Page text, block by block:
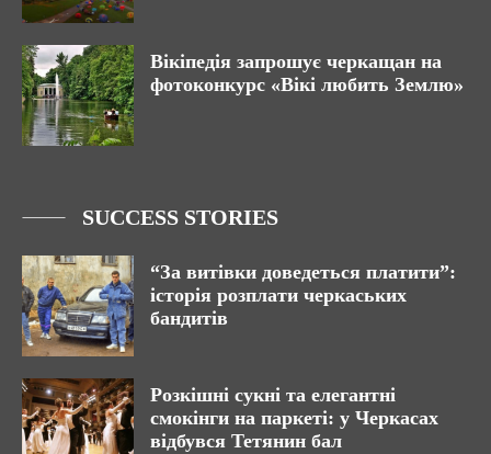
Вікіпедія запрошує черкащан на
фотоконкурс «Вікі любить Землю»
SUCCESS STORIES
“За витівки доведеться платити”:
історія розплати черкаських
бандитів
Розкішні сукні та елегантні
смокінги на паркеті: у Черкасах
відбувся Тетянин бал